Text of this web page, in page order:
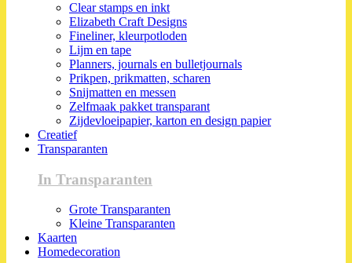
Clear stamps en inkt
Elizabeth Craft Designs
Fineliner, kleurpotloden
Lijm en tape
Planners, journals en bulletjournals
Prikpen, prikmatten, scharen
Snijmatten en messen
Zelfmaak pakket transparant
Zijdevloeipapier, karton en design papier
Creatief
Transparanten
In Transparanten
Grote Transparanten
Kleine Transparanten
Kaarten
Homedecoration